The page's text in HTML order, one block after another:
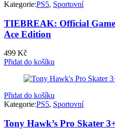
Kategorie:PS5, Sportovní
TIEBREAK: Official
Ace Edition
499 Kč
Přidat do košíku
Přidat do košíku
Kategorie:PS5, Sportovní
Tony Hawk’s Pro Skater